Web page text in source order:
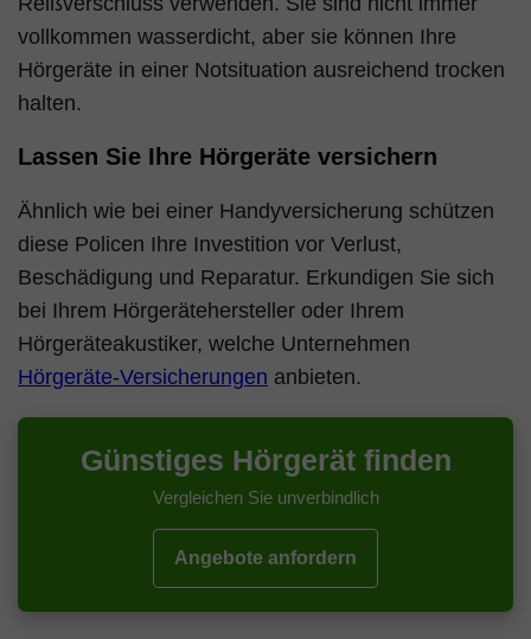
vollkommen wasserdicht, aber sie können Ihre
Hörgeräte in einer Notsituation ausreichend trocken
halten.
Lassen Sie Ihre Hörgeräte versichern
Ähnlich wie bei einer Handyversicherung schützen
diese Policen Ihre Investition vor Verlust,
Beschädigung und Reparatur. Erkundigen Sie sich
bei Ihrem Hörgerätehersteller oder Ihrem
Hörgeräteakustiker, welche Unternehmen
Hörgeräte-Versicherungen anbieten.
Günstiges Hörgerät finden
Vergleichen Sie unverbindlich
Angebote anfordern